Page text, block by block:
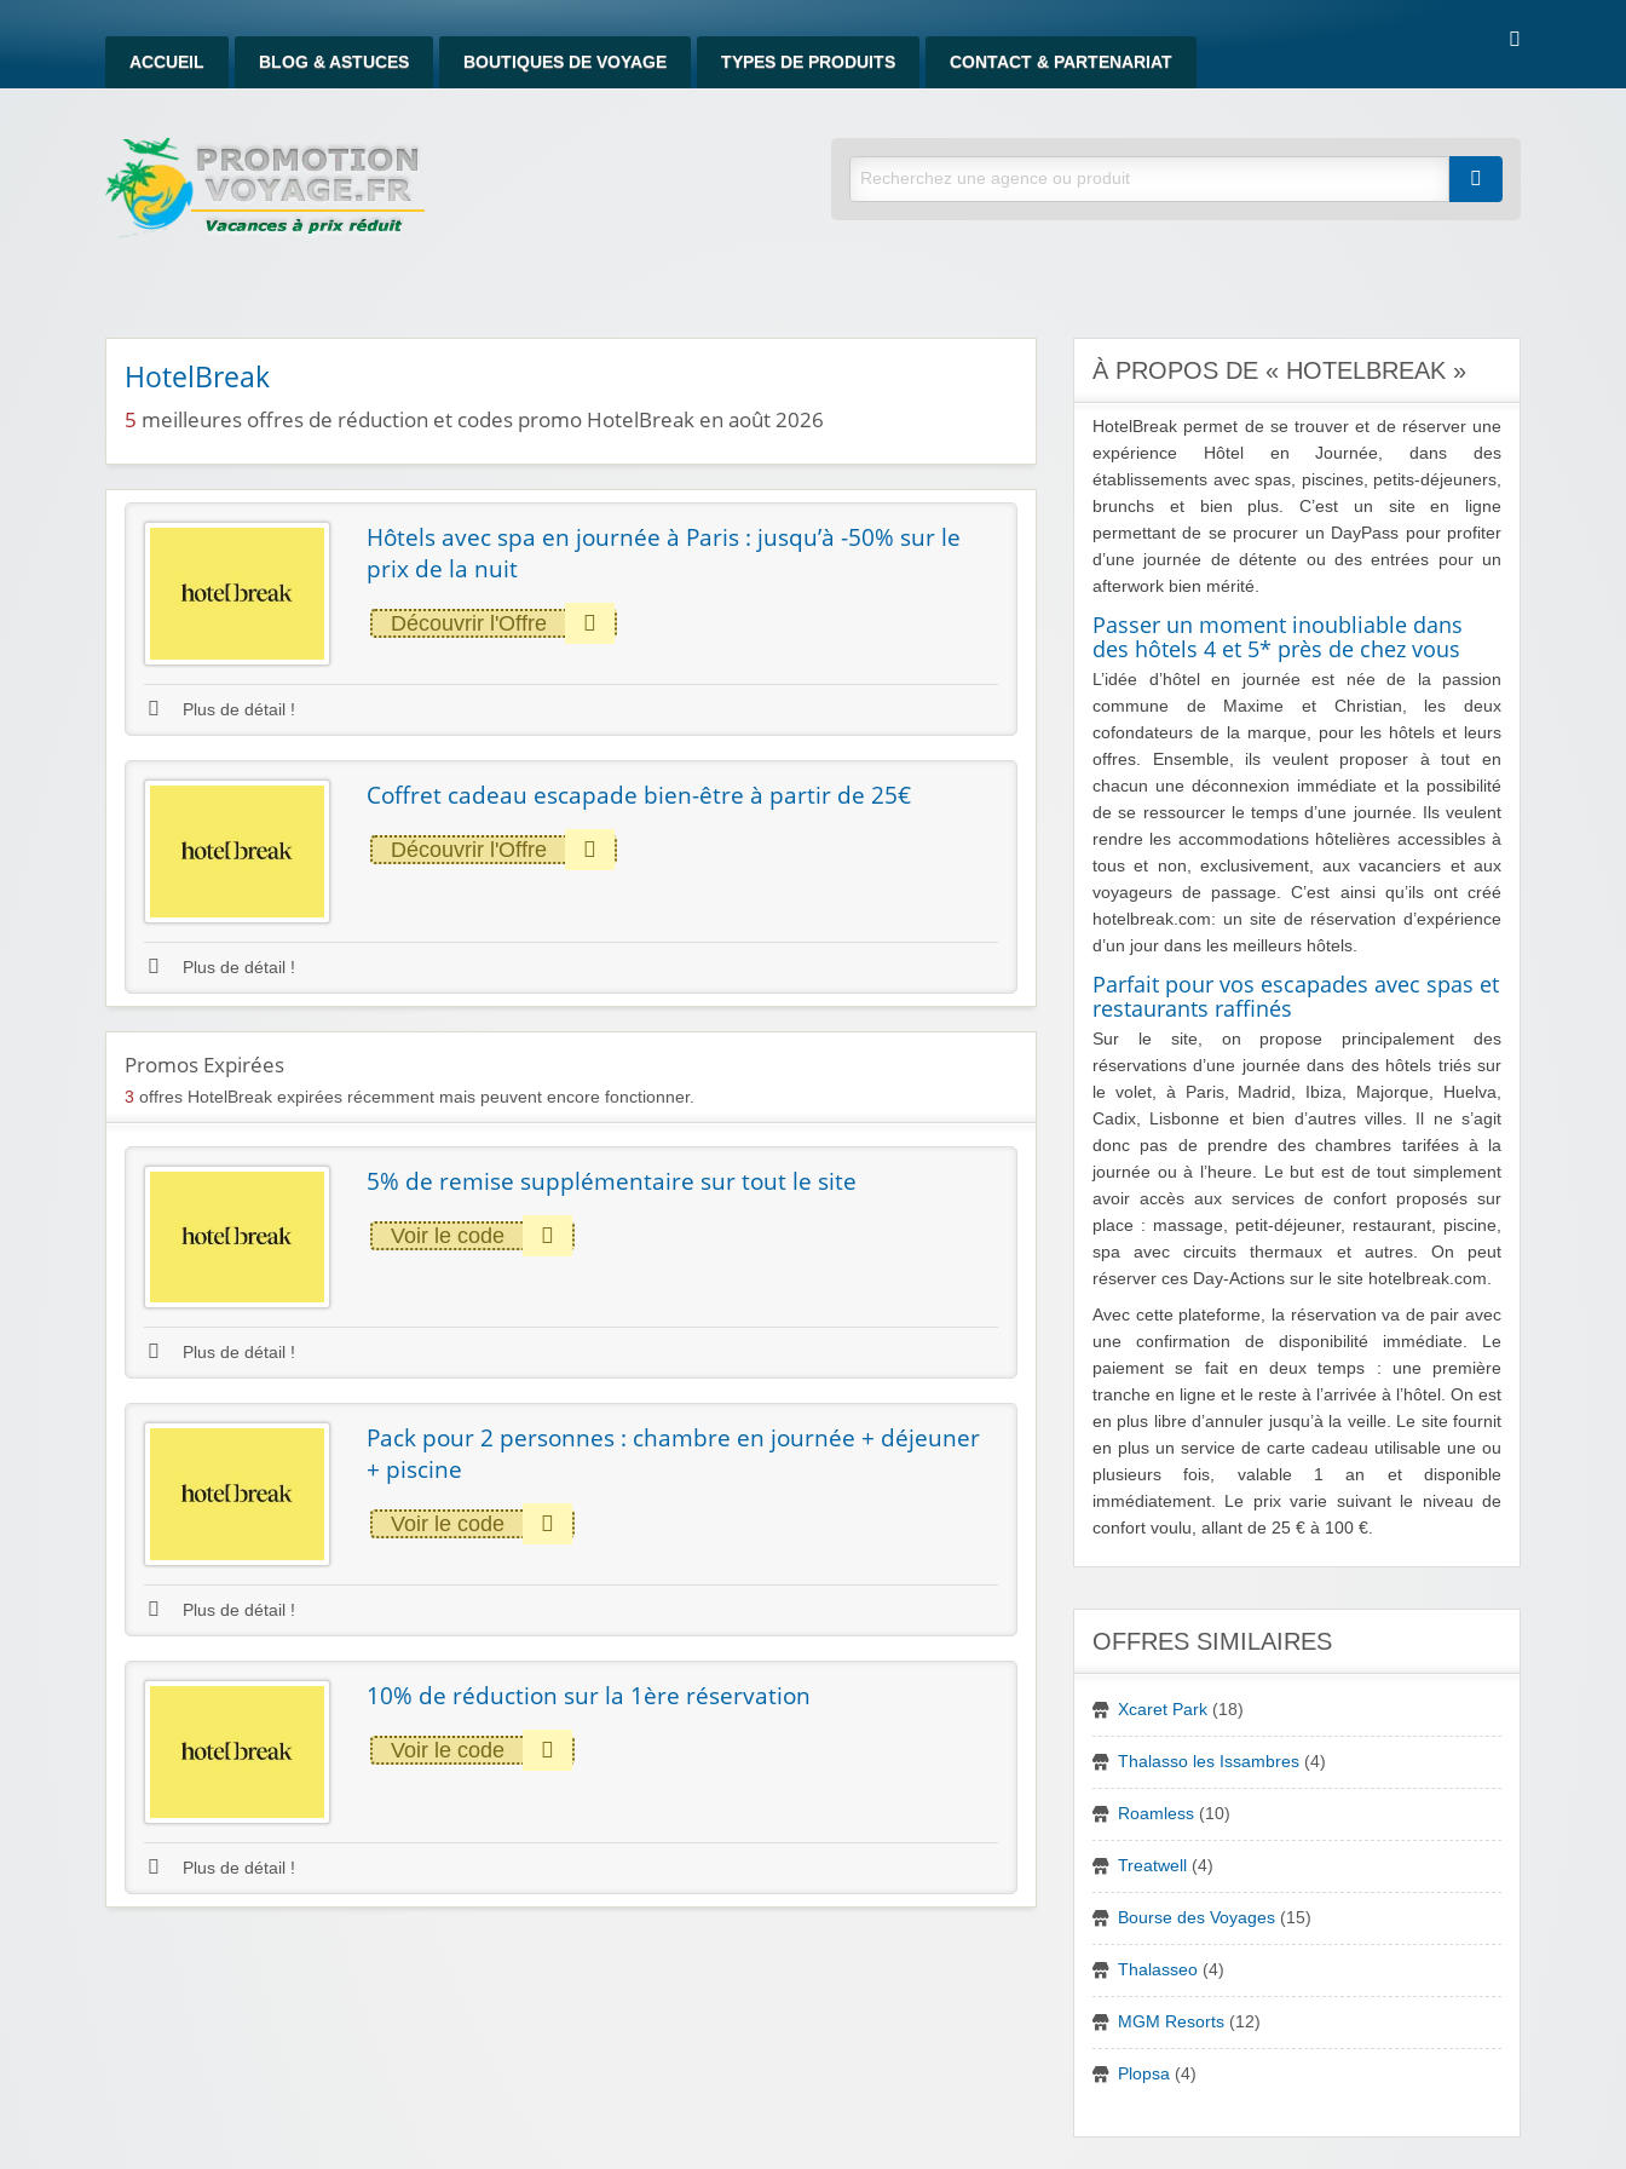
ACCUEIL BLOG & ASTUCES BOUTIQUES DE VOYAGE TYPES DE PRODUITS CONTACT & PARTENARIAT
HotelBreak
5 meilleures offres de réduction et codes promo HotelBreak en août 2026
Hôtels avec spa en journée à Paris : jusqu’à -50% sur le
prix de la nuit
Découvrir l'Offre
Plus de détail !
Coffret cadeau escapade bien-être à partir de 25€
Découvrir l'Offre
Plus de détail !
Promos Expirées
3 offres HotelBreak expirées récemment mais peuvent encore fonctionner.
5% de remise supplémentaire sur tout le site
Voir le code
Plus de détail !
Pack pour 2 personnes : chambre en journée + déjeuner
+ piscine
Voir le code
Plus de détail !
10% de réduction sur la 1ère réservation
Voir le code
Plus de détail !
À PROPOS DE « HOTELBREAK »
HotelBreak permet de se trouver et de réserver une
expérience Hôtel en Journée, dans des
établissements avec spas, piscines, petits-déjeuners,
brunchs et bien plus. C’est un site en ligne
permettant de se procurer un DayPass pour profiter
d’une journée de détente ou des entrées pour un
afterwork bien mérité.
Passer un moment inoubliable dans
des hôtels 4 et 5* près de chez vous
L’idée d’hôtel en journée est née de la passion
commune de Maxime et Christian, les deux
cofondateurs de la marque, pour les hôtels et leurs
offres. Ensemble, ils veulent proposer à tout en
chacun une déconnexion immédiate et la possibilité
de se ressourcer le temps d’une journée. Ils veulent
rendre les accommodations hôtelières accessibles à
tous et non, exclusivement, aux vacanciers et aux
voyageurs de passage. C’est ainsi qu’ils ont créé
hotelbreak.com: un site de réservation d’expérience
d’un jour dans les meilleurs hôtels.
Parfait pour vos escapades avec spas et
restaurants raffinés
Sur le site, on propose principalement des
réservations d’une journée dans des hôtels triés sur
le volet, à Paris, Madrid, Ibiza, Majorque, Huelva,
Cadix, Lisbonne et bien d’autres villes. Il ne s’agit
donc pas de prendre des chambres tarifées à la
journée ou à l’heure. Le but est de tout simplement
avoir accès aux services de confort proposés sur
place : massage, petit-déjeuner, restaurant, piscine,
spa avec circuits thermaux et autres. On peut
réserver ces Day-Actions sur le site hotelbreak.com.
Avec cette plateforme, la réservation va de pair avec
une confirmation de disponibilité immédiate. Le
paiement se fait en deux temps : une première
tranche en ligne et le reste à l’arrivée à l’hôtel. On est
en plus libre d’annuler jusqu’à la veille. Le site fournit
en plus un service de carte cadeau utilisable une ou
plusieurs fois, valable 1 an et disponible
immédiatement. Le prix varie suivant le niveau de
confort voulu, allant de 25 € à 100 €.
OFFRES SIMILAIRES
Xcaret Park (18)
Thalasso les Issambres (4)
Roamless (10)
Treatwell (4)
Bourse des Voyages (15)
Thalasseo (4)
MGM Resorts (12)
Plopsa (4)